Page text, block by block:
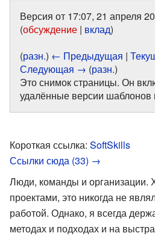
Версия от 17:07, 21 апреля
(обсуждение | вклад)
(разн.) ← Предыдущая |
Следующая → (разн.)
Это снимок страницы. Он
удалённые версии шаблонов
Короткая ссылка: SoftSkills
Ссылки сюда (33) →
Люди, команды и организации.
проектами, это никогда не
работой. Однако, я всегда
методах и подходах и на